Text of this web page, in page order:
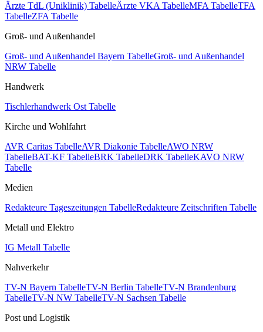
Ärzte TdL (Uniklinik) TabelleÄrzte VKA TabelleMFA TabelleTFA
TabelleZFA Tabelle
Groß- und Außenhandel
Groß- und Außenhandel Bayern TabelleGroß- und Außenhandel
NRW Tabelle
Handwerk
Tischlerhandwerk Ost Tabelle
Kirche und Wohlfahrt
AVR Caritas TabelleAVR Diakonie TabelleAWO NRW
TabelleBAT-KF TabelleBRK TabelleDRK TabelleKAVO NRW
Tabelle
Medien
Redakteure Tageszeitungen TabelleRedakteure Zeitschriften Tabelle
Metall und Elektro
IG Metall Tabelle
Nahverkehr
TV-N Bayern TabelleTV-N Berlin TabelleTV-N Brandenburg
TabelleTV-N NW TabelleTV-N Sachsen Tabelle
Post und Logistik